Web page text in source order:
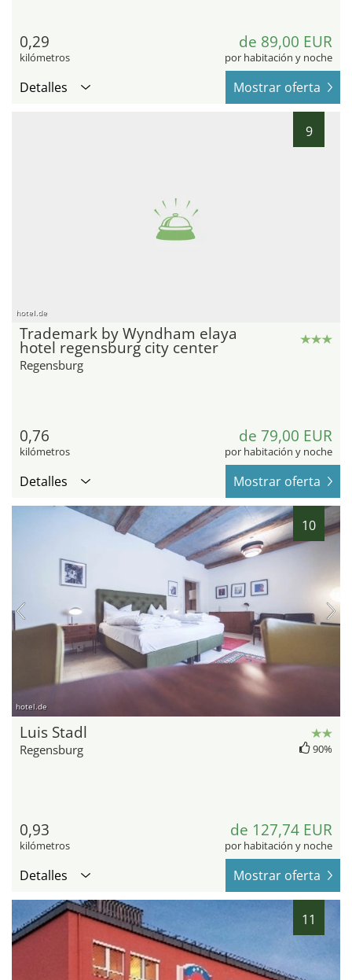
0,29
kilómetros
de 89,00 EUR
por habitación y noche
Detalles Mostrar oferta
9
hotel.de
Trademark by Wyndham elaya
hotel regensburg city center
Regensburg
0,76
kilómetros
de 79,00 EUR
por habitación y noche
Detalles Mostrar oferta
10
hotel.de
Luis Stadl
Regensburg 90%
0,93
kilómetros
de 127,74 EUR
por habitación y noche
Detalles Mostrar oferta
11